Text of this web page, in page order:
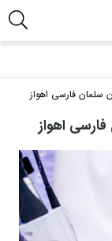
سلمان فارسی اهواز
اهواز